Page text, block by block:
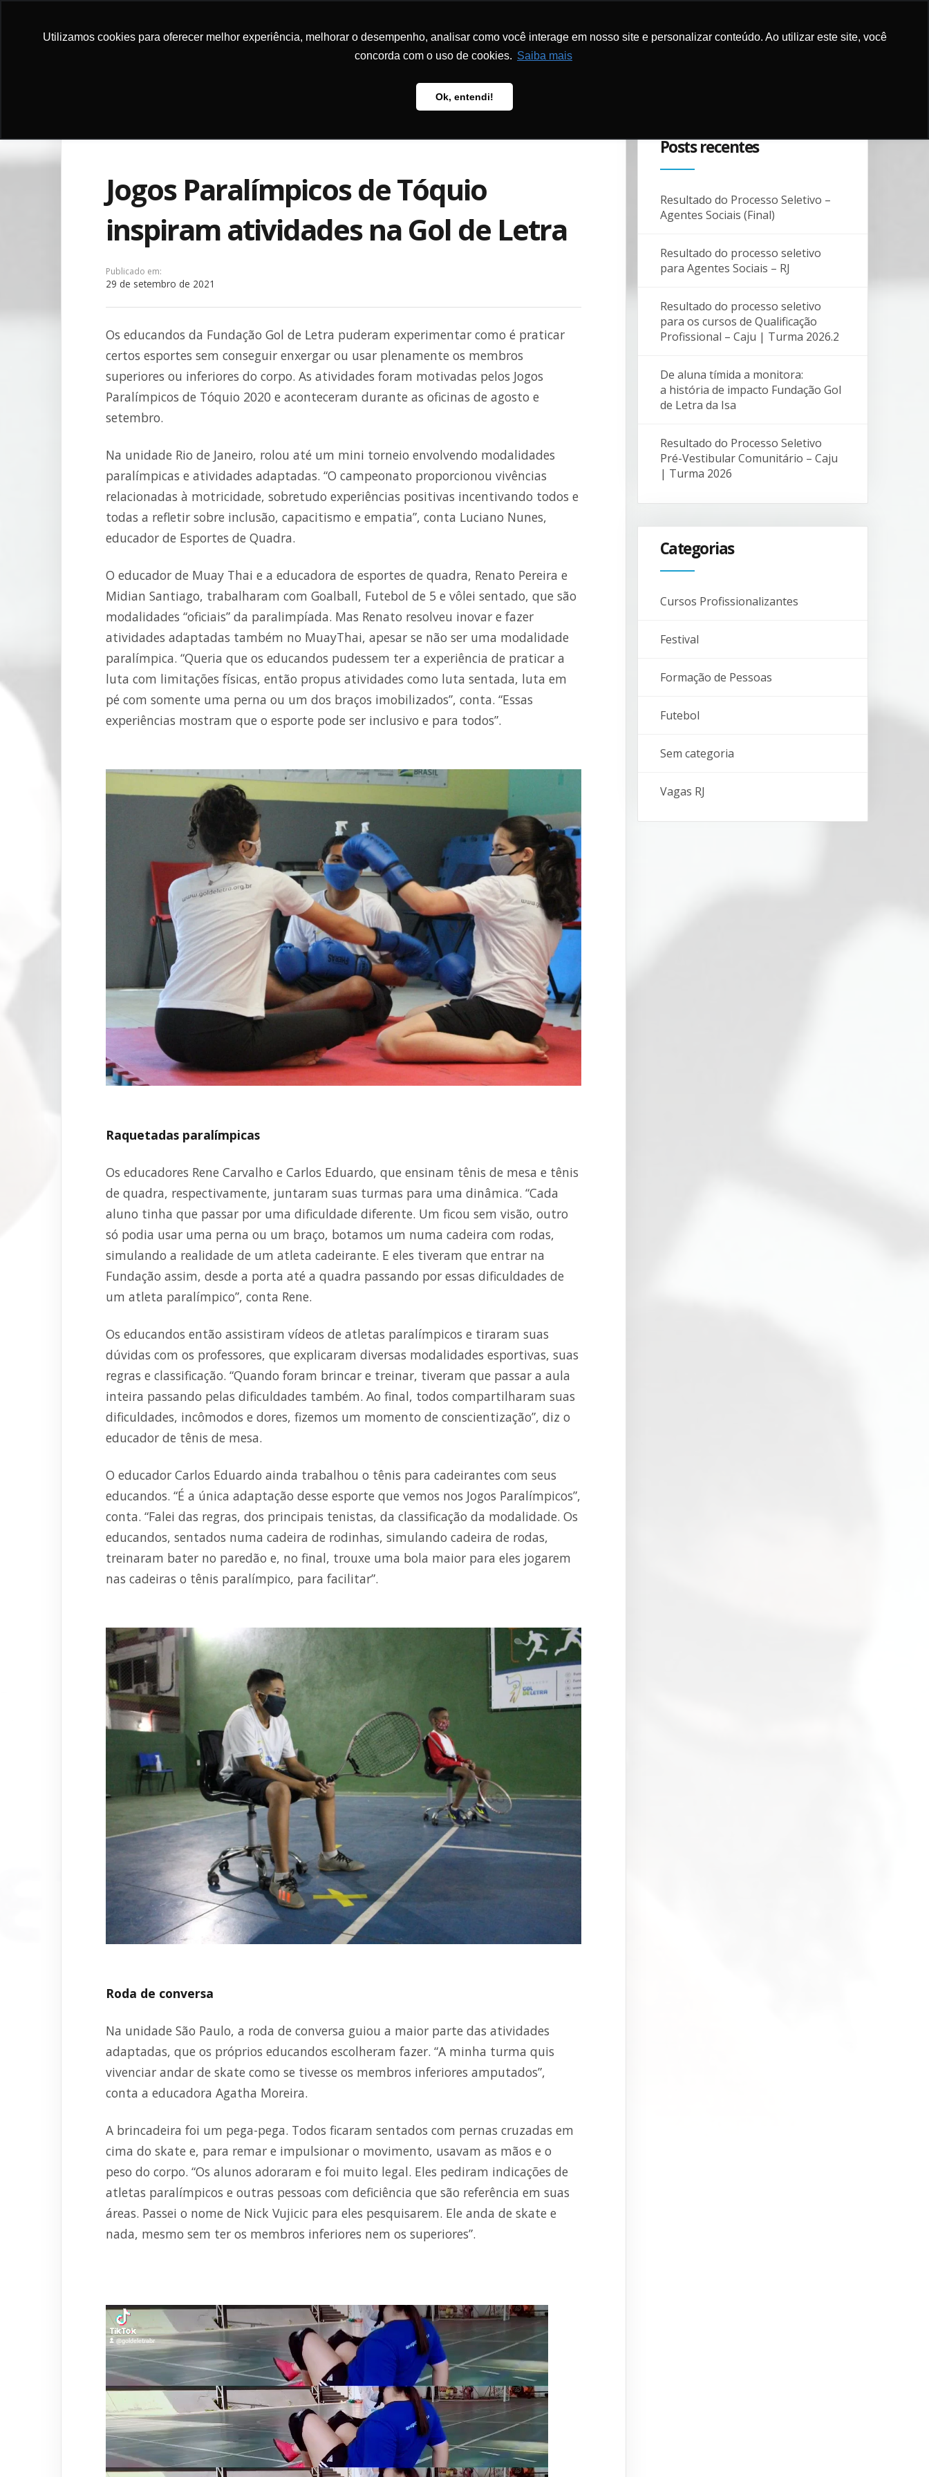
Utilizamos cookies para oferecer melhor experiência, melhorar o desempenho, analisar como você interage em nosso site e personalizar conteúdo. Ao utilizar este site, você
concorda com o uso de cookies. Saiba mais
Ok, entendi!
PROGRAMAS E PROJETOS METODOLOGIA PUBLICAÇÕES E MÍDIA
Jogos Paralímpicos de Tóquio
inspiram atividades na Gol de Letra
Publicado em:
29 de setembro de 2021
Os educandos da Fundação Gol de Letra puderam experimentar como é praticar
certos esportes sem conseguir enxergar ou usar plenamente os membros
superiores ou inferiores do corpo. As atividades foram motivadas pelos Jogos
Paralímpicos de Tóquio 2020 e aconteceram durante as oficinas de agosto e
setembro.
Na unidade Rio de Janeiro, rolou até um mini torneio envolvendo modalidades
paralímpicas e atividades adaptadas. “O campeonato proporcionou vivências
relacionadas à motricidade, sobretudo experiências positivas incentivando todos e
todas a refletir sobre inclusão, capacitismo e empatia”, conta Luciano Nunes,
educador de Esportes de Quadra.
O educador de Muay Thai e a educadora de esportes de quadra, Renato Pereira e
Midian Santiago, trabalharam com Goalball, Futebol de 5 e vôlei sentado, que são
modalidades “oficiais” da paralimpíada. Mas Renato resolveu inovar e fazer
atividades adaptadas também no MuayThai, apesar se não ser uma modalidade
paralímpica. “Queria que os educandos pudessem ter a experiência de praticar a
luta com limitações físicas, então propus atividades como luta sentada, luta em
pé com somente uma perna ou um dos braços imobilizados”, conta. “Essas
experiências mostram que o esporte pode ser inclusivo e para todos”.
Raquetadas paralímpicas
Os educadores Rene Carvalho e Carlos Eduardo, que ensinam tênis de mesa e tênis
de quadra, respectivamente, juntaram suas turmas para uma dinâmica. “Cada
aluno tinha que passar por uma dificuldade diferente. Um ficou sem visão, outro
só podia usar uma perna ou um braço, botamos um numa cadeira com rodas,
simulando a realidade de um atleta cadeirante. E eles tiveram que entrar na
Fundação assim, desde a porta até a quadra passando por essas dificuldades de
um atleta paralímpico”, conta Rene.
Os educandos então assistiram vídeos de atletas paralímpicos e tiraram suas
dúvidas com os professores, que explicaram diversas modalidades esportivas, suas
regras e classificação. “Quando foram brincar e treinar, tiveram que passar a aula
inteira passando pelas dificuldades também. Ao final, todos compartilharam suas
dificuldades, incômodos e dores, fizemos um momento de conscientização”, diz o
educador de tênis de mesa.
O educador Carlos Eduardo ainda trabalhou o tênis para cadeirantes com seus
educandos. “É a única adaptação desse esporte que vemos nos Jogos Paralímpicos”,
conta. “Falei das regras, dos principais tenistas, da classificação da modalidade. Os
educandos, sentados numa cadeira de rodinhas, simulando cadeira de rodas,
treinaram bater no paredão e, no final, trouxe uma bola maior para eles jogarem
nas cadeiras o tênis paralímpico, para facilitar”.
Roda de conversa
Na unidade São Paulo, a roda de conversa guiou a maior parte das atividades
adaptadas, que os próprios educandos escolheram fazer. “A minha turma quis
vivenciar andar de skate como se tivesse os membros inferiores amputados”,
conta a educadora Agatha Moreira.
A brincadeira foi um pega-pega. Todos ficaram sentados com pernas cruzadas em
cima do skate e, para remar e impulsionar o movimento, usavam as mãos e o
peso do corpo. “Os alunos adoraram e foi muito legal. Eles pediram indicações de
atletas paralímpicos e outras pessoas com deficiência que são referência em suas
áreas. Passei o nome de Nick Vujicic para eles pesquisarem. Ele anda de skate e
nada, mesmo sem ter os membros inferiores nem os superiores”.
Posts recentes
Resultado do Processo Seletivo –
Agentes Sociais (Final)
Resultado do processo seletivo
para Agentes Sociais – RJ
Resultado do processo seletivo
para os cursos de Qualificação
Profissional – Caju | Turma 2026.2
De aluna tímida a monitora:
a história de impacto Fundação Gol
de Letra da Isa
Resultado do Processo Seletivo
Pré-Vestibular Comunitário – Caju
| Turma 2026
Categorias
Cursos Profissionalizantes
Festival
Formação de Pessoas
Futebol
Sem categoria
Vagas RJ